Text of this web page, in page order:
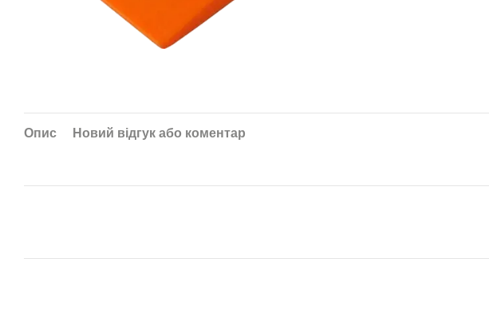
Опис Новий відгук або коментар